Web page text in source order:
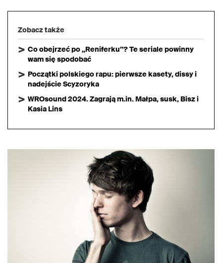
Zobacz także
Co obejrzeć po „Reniferku”? Te seriale powinny
wam się spodobać
Początki polskiego rapu: pierwsze kasety, dissy i
nadejście Scyzoryka
WROsound 2024. Zagrają m.in. Małpa, susk, Bisz i
Kasia Lins